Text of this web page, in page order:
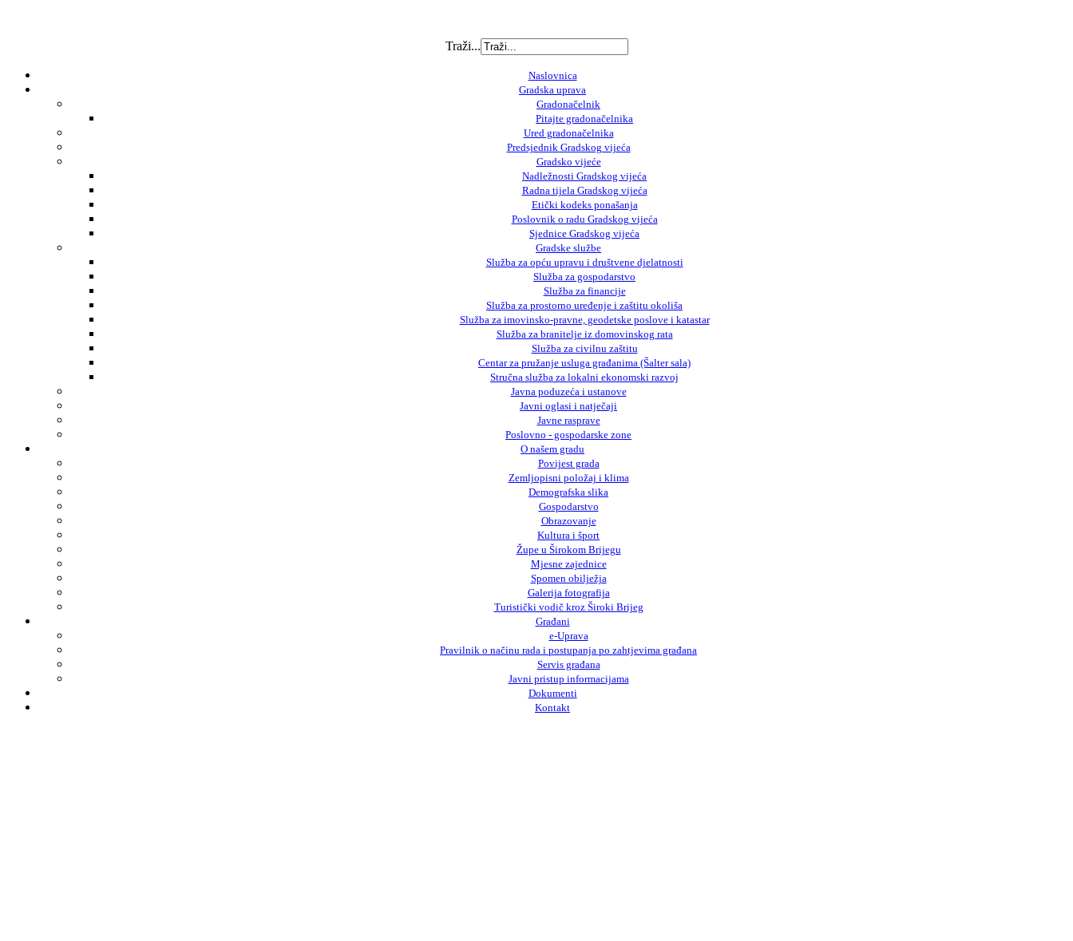
Traži...
Naslovnica
Gradska uprava
Gradonačelnik
Pitajte gradonačelnika
Ured gradonačelnika
Predsjednik Gradskog vijeća
Gradsko vijeće
Nadležnosti Gradskog vijeća
Radna tijela Gradskog vijeća
Etički kodeks ponašanja
Poslovnik o radu Gradskog vijeća
Sjednice Gradskog vijeća
Gradske službe
Služba za opću upravu i društvene djelatnosti
Služba za gospodarstvo
Služba za financije
Služba za prostorno uređenje i zaštitu okoliša
Služba za imovinsko-pravne, geodetske poslove i katastar
Služba za branitelje iz domovinskog rata
Služba za civilnu zaštitu
Centar za pružanje usluga građanima (Šalter sala)
Stručna služba za lokalni ekonomski razvoj
Javna poduzeća i ustanove
Javni oglasi i natječaji
Javne rasprave
Poslovno - gospodarske zone
O našem gradu
Povijest grada
Zemljopisni položaj i klima
Demografska slika
Gospodarstvo
Obrazovanje
Kultura i šport
Župe u Širokom Brijegu
Mjesne zajednice
Spomen obilježja
Galerija fotografija
Turistički vodič kroz Široki Brijeg
Građani
e-Uprava
Pravilnik o načinu rada i postupanja po zahtjevima građana
Servis građana
Javni pristup informacijama
Dokumenti
Kontakt